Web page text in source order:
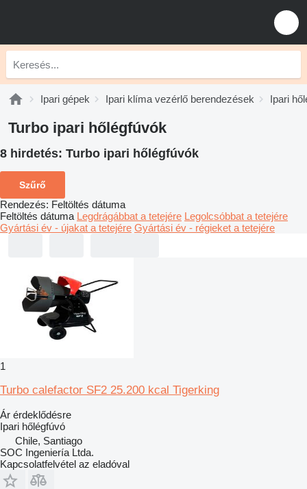
Ipari gépek Ipari klíma vezérlő berendezések Ipari
Turbo ipari hőlégfúvók
8 hirdetés: Turbo ipari hőlégfúvók
Szűrő
Rendezés: Feltöltés dátuma
Feltöltés dátuma Legdrágábbat a tetejére Legolcsóbbat a tetejére
Gyártási év - újakat a tetejére Gyártási év - régieket a tetejére
1
Turbo calefactor SF2 25.200 kcal Tigerking
Ár érdeklődésre
Ipari hőlégfúvó
Chile, Santiago
SOC Ingeniería Ltda.
Kapcsolatfelvétel az eladóval